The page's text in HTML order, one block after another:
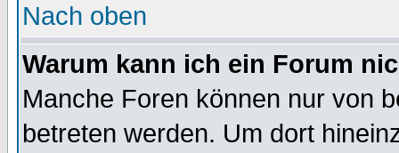
Nach oben
Warum kann ich ein Forum
Manche Foren können nur von
betreten werden. Um dort